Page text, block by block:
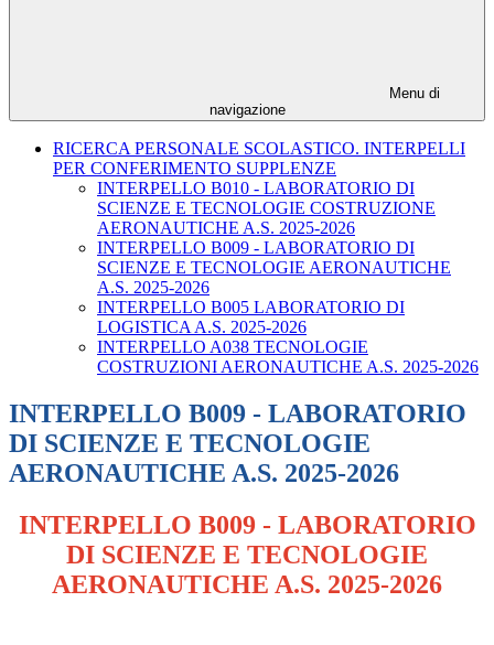
Menu di
navigazione
RICERCA PERSONALE SCOLASTICO. INTERPELLI
PER CONFERIMENTO SUPPLENZE
INTERPELLO B010 - LABORATORIO DI
SCIENZE E TECNOLOGIE COSTRUZIONE
AERONAUTICHE A.S. 2025-2026
INTERPELLO B009 - LABORATORIO DI
SCIENZE E TECNOLOGIE AERONAUTICHE
A.S. 2025-2026
INTERPELLO B005 LABORATORIO DI
LOGISTICA A.S. 2025-2026
INTERPELLO A038 TECNOLOGIE
COSTRUZIONI AERONAUTICHE A.S. 2025-2026
INTERPELLO B009 - LABORATORIO
DI SCIENZE E TECNOLOGIE
AERONAUTICHE A.S. 2025-2026
INTERPELLO B009 - LABORATORIO
DI SCIENZE E TECNOLOGIE
AERONAUTICHE A.S. 2025-2026